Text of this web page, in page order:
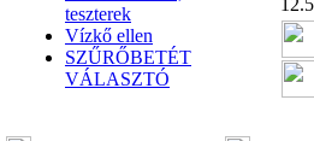
teszterek
Vízkő ellen
SZŰRŐBETÉT
VÁLASZTÓ